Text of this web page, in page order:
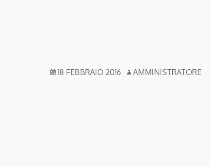
18 FEBBRAIO 2016 AMMINISTRATORE